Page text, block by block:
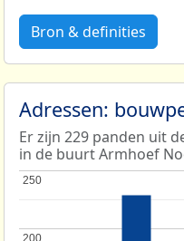
Bron & definities
Adressen:
Er zijn 229 panden uit
in de buurt Armhoef
200
200
250
250